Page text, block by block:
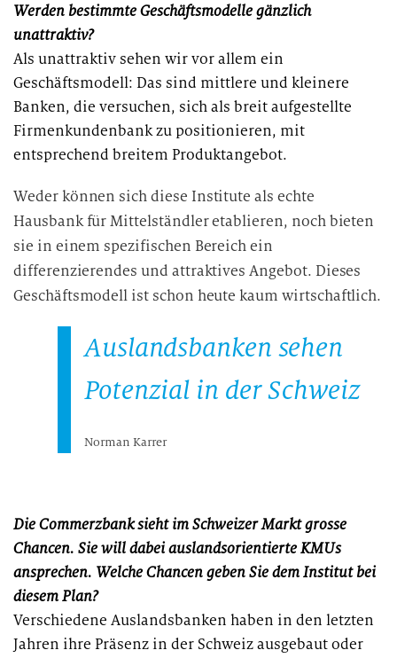
Werden bestimmte Geschäftsmodelle gänzlich
unattraktiv?
Als unattraktiv sehen wir vor allem ein
Geschäftsmodell: Das sind mittlere und kleinere
Banken, die versuchen, sich als breit aufgestellte
Firmenkundenbank zu positionieren, mit
entsprechend breitem Produktangebot.
Weder können sich diese Institute als echte
Hausbank für Mittelständler etablieren, noch bieten
sie in einem spezifischen Bereich ein
differenzierendes und attraktives Angebot. Dieses
Geschäftsmodell ist schon heute kaum wirtschaftlich.
Auslandsbanken sehen
Potenzial in der Schweiz
Norman Karrer
Die Commerzbank sieht im Schweizer Markt grosse
Chancen. Sie will dabei auslandsorientierte KMUs
ansprechen. Welche Chancen geben Sie dem Institut bei
diesem Plan?
Verschiedene Auslandsbanken haben in den letzten
Jahren ihre Präsenz in der Schweiz ausgebaut oder